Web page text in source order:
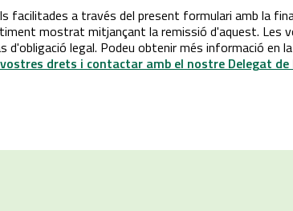
facilitades a través del present formulari amb la
mostrat mitjançant la remissió d'aquest. Les
d'obligació legal. Podeu obtenir més informació en
drets i contactar amb el nostre Delegat